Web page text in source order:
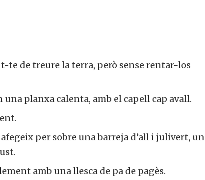
te de treure la terra, però sense rentar-los
una planxa calenta, amb el capell cap avall.
per sobre una barreja d’all i julivert, un
amb una llesca de pa de pagès.